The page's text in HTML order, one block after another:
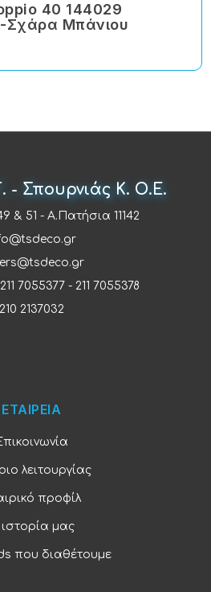
40 144029
Σχάρα Μπάνιου
- Σπουρνιάς Κ. Ο.Ε.
& 51 - Α.Πατήσια 11142
211 7055377- 211 7055378
210 2137032
ΕΤΑΙΡΕΙΑ
λειτουργίας
προφίλ
μας
που διαθέτουμε